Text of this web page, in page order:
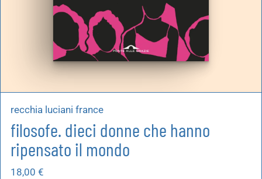
recchia luciani france
filosofe. dieci donne che hanno
ripensato il mondo
18,00 €